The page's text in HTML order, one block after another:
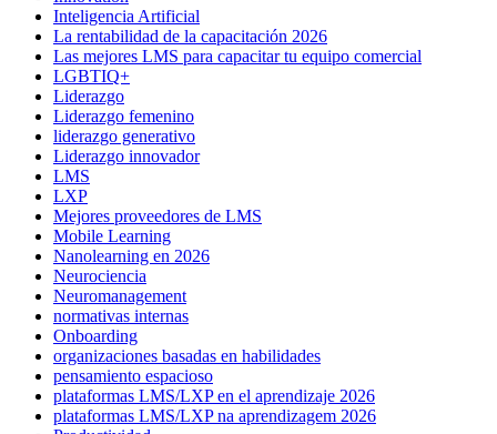
Inteligencia Artificial
La rentabilidad de la capacitación 2026
Las mejores LMS para capacitar tu equipo comercial
LGBTIQ+
Liderazgo
Liderazgo femenino
liderazgo generativo
Liderazgo innovador
LMS
LXP
Mejores proveedores de LMS
Mobile Learning
Nanolearning en 2026
Neurociencia
Neuromanagement
normativas internas
Onboarding
organizaciones basadas en habilidades
pensamiento espacioso
plataformas LMS/LXP en el aprendizaje 2026
plataformas LMS/LXP na aprendizagem 2026